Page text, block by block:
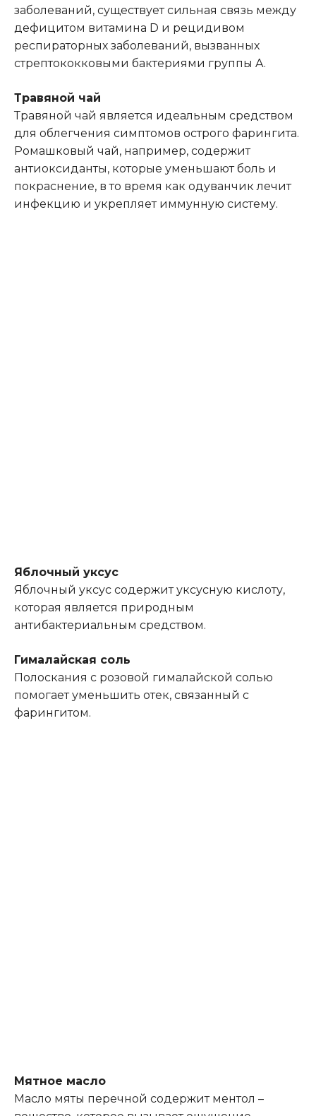
заболеваний, существует сильная связь между
дефицитом витамина D и рецидивом
респираторных заболеваний, вызванных
стрептококковыми бактериями группы A.
Травяной чай
Травяной чай является идеальным средством
для облегчения симптомов острого фарингита.
Ромашковый чай, например, содержит
антиоксиданты, которые уменьшают боль и
покраснение, в то время как одуванчик лечит
инфекцию и укрепляет иммунную систему.
Яблочный уксус
Яблочный уксус содержит уксусную кислоту,
которая является природным
антибактериальным средством.
Гималайская соль
Полоскания с розовой гималайской солью
помогает уменьшить отек, связанный с
фарингитом.
Мятное масло
Масло мяты перечной содержит ментол –